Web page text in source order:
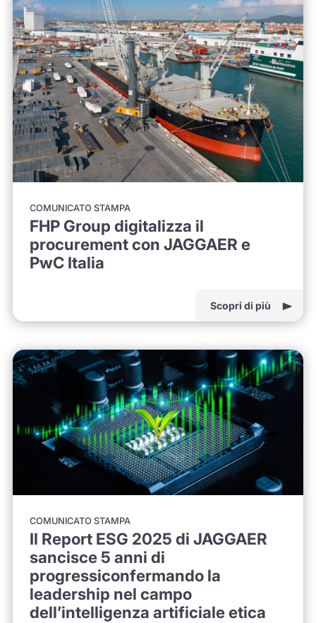
COMUNICATO STAMPA
FHP Group digitalizza il
procurement con JAGGAER e
PwC Italia
Scopri di più
COMUNICATO STAMPA
Il Report ESG 2025 di JAGGAER
sancisce 5 anni di
progressiconfermando la
leadership nel campo
dell’intelligenza artificiale etica